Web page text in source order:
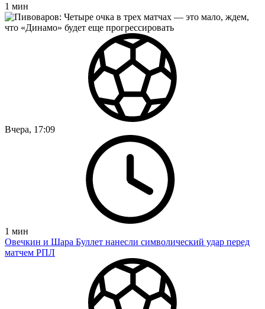
1 мин
Вчера, 17:09
1 мин
Овечкин и Шара Буллет нанесли символический удар перед
матчем РПЛ